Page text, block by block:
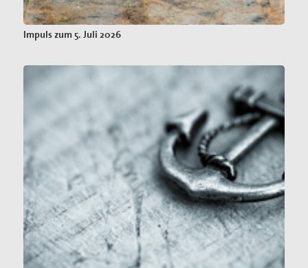
Impuls zum 5. Juli 2026